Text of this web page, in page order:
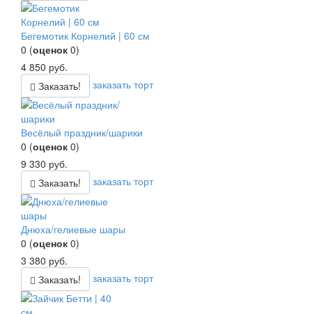
Бегемотик Корнелий | 60 см
0 (оценок 0)
4 850 руб.
Заказать!
заказать торт
Весёлый праздник/шарики
0 (оценок 0)
9 330 руб.
Заказать!
заказать торт
Днюха/гелиевые шары
0 (оценок 0)
3 380 руб.
Заказать!
заказать торт